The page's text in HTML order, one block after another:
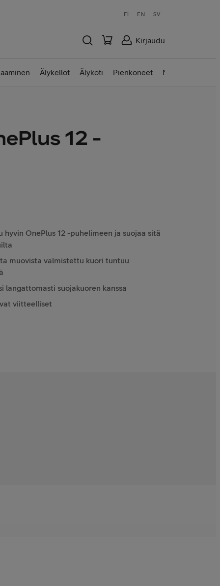
FI EN SV
Kirjaudu
Älykellot Älykoti Pienkoneet Nettilaitteet
12 -
hyvin OnePlus 12 -puhelimeen ja suojaa sitä
muovista valmistettu kuori tuntuu
langattomasti suojakuoren kanssa
viitteelliset